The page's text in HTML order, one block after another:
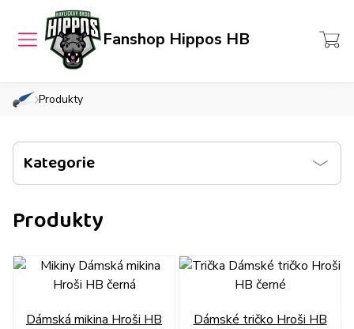
hrosihb.cz
MENU Fanshop Hippos HB
Pánské
Dámské
produkty
Přihlášení
»
Produkty
Kategorie
Produkty
Dámská mikina Hroši HB
Dámské tričko Hroši HB